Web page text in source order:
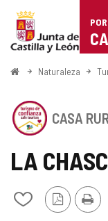
Portal
de
Turismo
de
Castilla
León
InicioNaturaleza
LA
Añadir/quitar
Versión
PDF
CASA
el
DE
CONFIANZA